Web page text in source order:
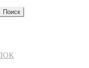
Поиск